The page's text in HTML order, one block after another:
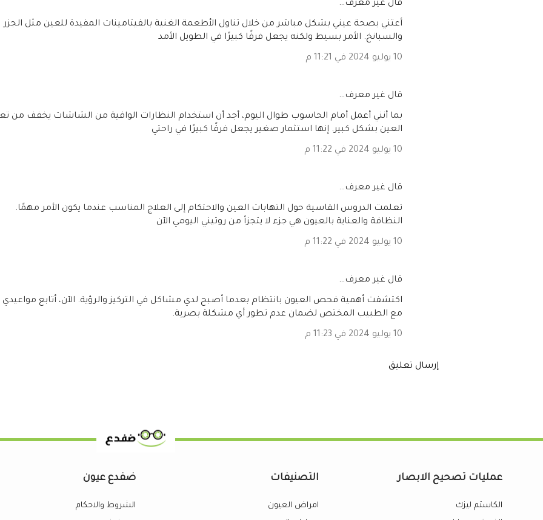
‏قال غير معرف…
أعتني بصحة عيني بشكل مباشر من خلال تناول الأطعمة الغنية بالفيتامينات المفيدة للعين مثل الجزر
والسبانخ. الأمر بسيط ولكنه يجعل فرقًا كبيرًا في الطويل الأمد
10 يوليو 2024 في 11:21 م
‏قال غير معرف…
بما أنني أعمل أمام الحاسوب طوال اليوم، أجد أن استخدام النظارات الواقية من الشاشات يخفف من
العين بشكل كبير. إنها استثمار صغير يجعل فرقًا كبيرًا في راحتي
10 يوليو 2024 في 11:22 م
‏قال غير معرف…
تعلمت الدروس القاسية حول التهابات العين والاحتكام إلى العلاج المناسب عندما يكون الأمر مهمًا.
النظافة والعناية بالعيون هي جزء لا يتجزأ من روتيني اليومي الآن
10 يوليو 2024 في 11:22 م
‏قال غير معرف…
اكتشفت أهمية فحص العيون بانتظام بعدما أصبح لدي مشاكل في التركيز والرؤية. الآن، أتابع مواعيدي
مع الطبيب المختص لضمان عدم تطور أي مشكلة بصرية.
10 يوليو 2024 في 11:23 م
إرسال تعليق
عمليات تصحيح الابصار
الكاستم ليزك
التصنيفات
امراض العيون
ضفدع عيون
الشروط والاحكام